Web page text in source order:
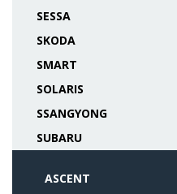
SESSA
SKODA
SMART
SOLARIS
SSANGYONG
SUBARU
ASCENT